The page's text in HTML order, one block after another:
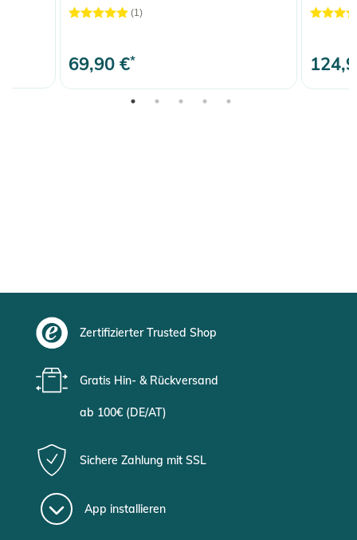
(1)
69,90 €*
Zertifizierter Trusted Shop
Gratis Hin- & Rückversand
ab 100€ (DE/AT)
Sichere Zahlung mit SSL
App installieren